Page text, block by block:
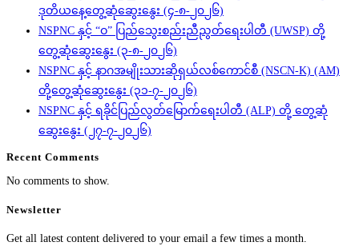
ဒုတိယနေ့တွေ့ဆုံဆွေးနွေး (၄-၈-၂၀၂၆)
NSPNC နှင့် “ဝ” ပြည်သွေးစည်းညီညွတ်ရေးပါတီ (UWSP) တို့
တွေ့ဆုံဆွေးနွေး (၃-၈-၂၀၂၆)
NSPNC နှင့် နာဂအမျိုးသားဆိုရှယ်လစ်ကောင်စီ (NSCN-K) (AM)
တို့တွေ့ဆုံဆွေးနွေး (၃၁-၇-၂၀၂၆)
NSPNC နှင့် ရခိုင်ပြည်လွတ်မြောက်ရေးပါတီ (ALP) တို့ တွေ့ဆုံ
ဆွေးနွေး (၂၇-၇-၂၀၂၆)
Recent Comments
No comments to show.
Newsletter
Get all latest content delivered to your email a few times a month.